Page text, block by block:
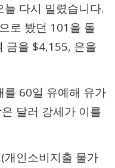
다시 밀렸습니다.
로 봤던 101을 돌
금을 $4,155, 은을
를 60일 유예해 유가
달러 강세가 이를
개인소비지출 물가